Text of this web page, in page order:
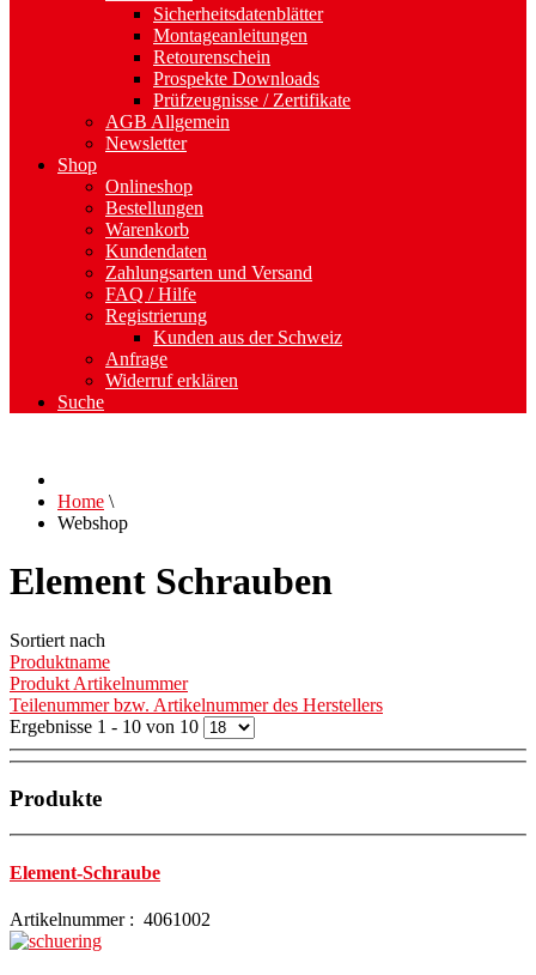
Sicherheitsdatenblätter
Montageanleitungen
Retourenschein
Prospekte Downloads
Prüfzeugnisse / Zertifikate
AGB Allgemein
Newsletter
Shop
Onlineshop
Bestellungen
Warenkorb
Kundendaten
Zahlungsarten und Versand
FAQ / Hilfe
Registrierung
Kunden aus der Schweiz
Anfrage
Widerruf erklären
Suche
Home \
Webshop
Element Schrauben
Sortiert nach
Produktname
Produkt Artikelnummer
Teilenummer bzw. Artikelnummer des Herstellers
Ergebnisse 1 - 10 von 10
Produkte
Element-Schraube
Artikelnummer : 4061002